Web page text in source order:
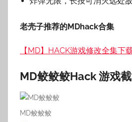
老壳子推荐的MDhack合集
【MD】HACK游戏修改全集下
MD鲛鲛鲛Hack 游戏
MD鲛鲛鲛